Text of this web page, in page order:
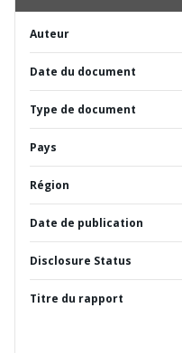
Auteur
Date du document
Type de document
Pays
Région
Date de publication
Disclosure Status
Titre du rapport